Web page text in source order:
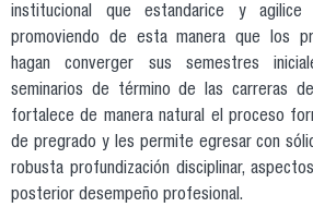
institucional que estandarice y agilice
promoviendo de esta manera que los
hagan converger sus semestres
seminarios de término de las carreras
fortalece de manera natural el proceso
de pregrado y les permite egresar con
robusta profundización disciplinar,
posterior desempeño profesional.